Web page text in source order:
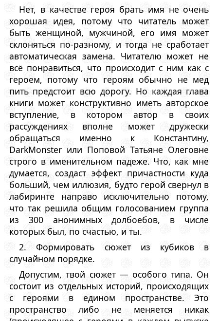
Нет, в качестве героя брать имя не очень
хорошая идея, потому что читатель может
быть женщиной, мужчиной, его имя может
склоняться по-разному, и тогда не сработает
автоматическая замена. Читателю может не
всё понравиться, что происходит с ним как с
героем, потому что героям обычно не мед
пить предстоит всю дорогу. Но каждая глава
книги может конструктивно иметь авторское
вступление, в котором автор в своих
рассуждениях вполне может дружески
обращаться именно к Константину,
DarkMonster или Поповой Татьяне Олеговне
строго в именительном падеже. Что, как мне
думается, создаст эффект причастности куда
больший, чем иллюзия, будто герой свернул в
лабиринте направо исключительно потому,
что так решила общим голосованием группа
из 300 анонимных долбоебов, в числе
которых был, по счастью, и ты.
2. Формировать сюжет из кубиков в
случайном порядке.
Допустим, твой сюжет — особого типа. Он
состоит из отдельных историй, происходящих
с героями в едином пространстве. Это
пространство либо не меняется никак